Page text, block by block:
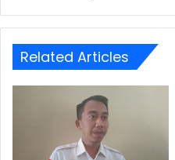
Related Articles